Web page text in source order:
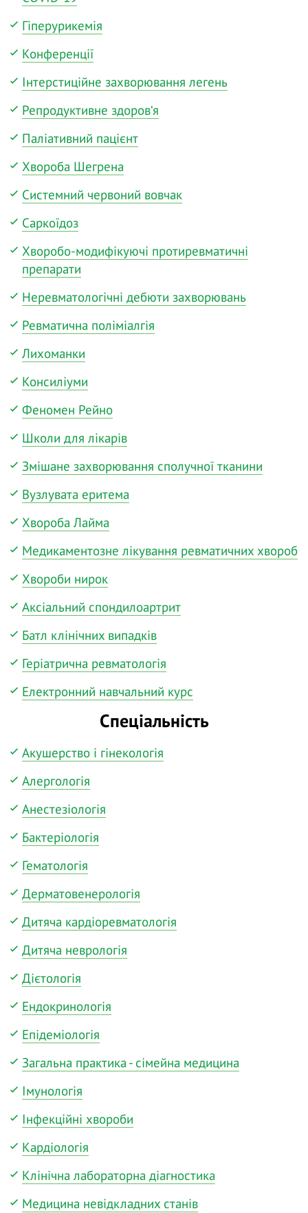
Гіперурикемія
Конференції
Інтерстиційне захворювання легень
Репродуктивне здоров‘я
Паліативний пацієнт
Хвороба Шегрена
Системний червоний вовчак
Саркоїдоз
Хворобо-модифікуючі протиревматичні
препарати
Неревматологічні дебюти захворювань
Ревматична поліміалгія
Лихоманки
Консиліуми
Феномен Рейно
Школи для лікарів
Змішане захворювання сполучної тканини
Вузлувата еритема
Хвороба Лайма
Медикаментозне лікування ревматичних хвороб
Хвороби нирок
Аксіальний спондилоартрит
Батл клінічних випадків
Геріатрична ревматологія
Електронний навчальний курс
Спеціальність
Акушерство і гінекологія
Алергологія
Анестезіологія
Бактеріологія
Гематологія
Дерматовенерологія
Дитяча кардіоревматологія
Дитяча неврологія
Дієтологія
Ендокринологія
Епідеміологія
Загальна практика - сімейна медицина
Імунологія
Інфекційні хвороби
Кардіологія
Клінічна лабораторна діагностика
Медицина невідкладних станів